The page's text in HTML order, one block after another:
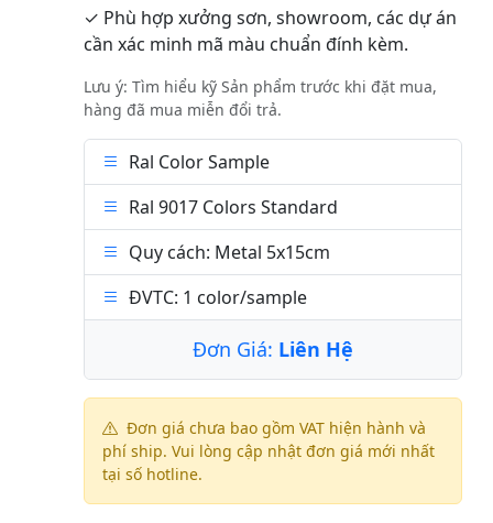
✓ Phù hợp xưởng sơn, showroom, các dự án
cần xác minh mã màu chuẩn đính kèm.
Lưu ý: Tìm hiểu kỹ Sản phẩm trước khi đặt mua,
hàng đã mua miễn đổi trả.
Ral Color Sample
Ral 9017 Colors Standard
Quy cách: Metal 5x15cm
ĐVTC: 1 color/sample
Đơn Giá: Liên Hệ
Đơn giá chưa bao gồm VAT hiện hành và
phí ship. Vui lòng cập nhật đơn giá mới nhất
tại số hotline.